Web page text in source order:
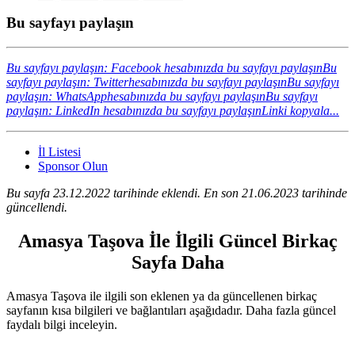
Bu sayfayı paylaşın
Bu sayfayı paylaşın: Facebook hesabınızda bu sayfayı paylaşınBu
sayfayı paylaşın: Twitterhesabınızda bu sayfayı paylaşınBu sayfayı
paylaşın: WhatsApphesabınızda bu sayfayı paylaşınBu sayfayı
paylaşın: LinkedIn hesabınızda bu sayfayı paylaşınLinki kopyala...
İl Listesi
Sponsor Olun
Bu sayfa 23.12.2022 tarihinde eklendi. En son 21.06.2023 tarihinde
güncellendi.
Amasya Taşova İle İlgili Güncel Birkaç
Sayfa Daha
Amasya Taşova ile ilgili son eklenen ya da güncellenen birkaç
sayfanın kısa bilgileri ve bağlantıları aşağıdadır. Daha fazla güncel
faydalı bilgi inceleyin.